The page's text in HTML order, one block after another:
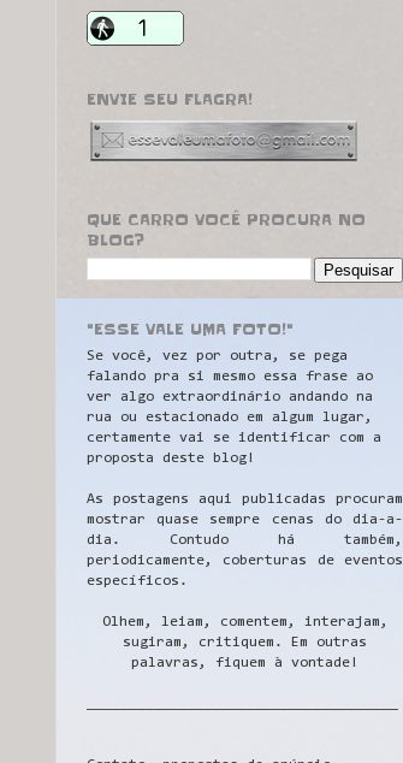
ENVIE SEU FLAGRA!
QUE CARRO VOCÊ PROCURA NO
BLOG?
"ESSE VALE UMA FOTO!"
Se você, vez por outra, se pega
falando pra si mesmo essa frase ao
ver algo extraordinário andando na
rua ou estacionado em algum lugar,
certamente vai se identificar com a
proposta deste blog!
As postagens aqui publicadas procuram
mostrar quase sempre cenas do dia-a-
dia. Contudo há também,
periodicamente, coberturas de eventos
específicos.
Olhem, leiam, comentem, interajam,
sugiram, critiquem. Em outras
palavras, fiquem à vontade!